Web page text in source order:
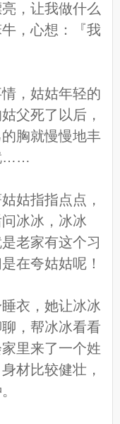
，让我做什么
，心想：『我
，姑姑年轻的
父死了以后，
胸就慢慢地丰
……
姑指指点点，
冰冰，冰冰
老家有这个习
在夸姑姑呢！
衣，她让冰冰
，帮冰冰看看
里来了一个姓
材比较健壮，